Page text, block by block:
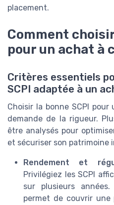
placement.
Comment
pour un achat à
Critères essentiels
SCPI adaptée à un
Choisir la bonne SCPI
demande de la rigueur.
être analysés pour
et sécuriser son patrimoine
Rendement et
Privilégiez les SCPI
sur plusieurs
permet de couvrir une